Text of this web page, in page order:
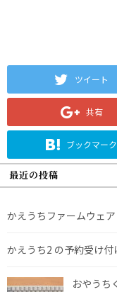
ツイート
共有
ブックマーク
最近の投稿
かえうちファームウェ
かえうち2 の予約受け
おやうち